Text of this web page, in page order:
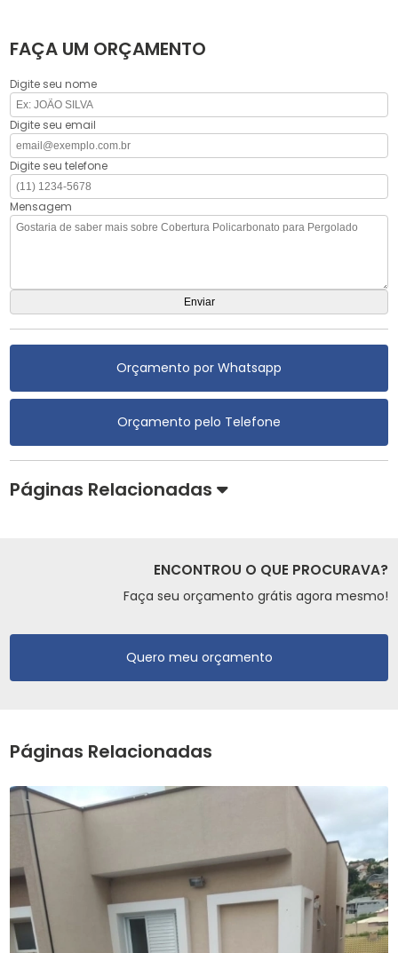
FAÇA UM ORÇAMENTO
Digite seu nome
Digite seu email
Digite seu telefone
Mensagem
Orçamento por Whatsapp
Orçamento pelo Telefone
Páginas Relacionadas
ENCONTROU O QUE PROCURAVA?
Faça seu orçamento grátis agora mesmo!
Quero meu orçamento
Páginas Relacionadas